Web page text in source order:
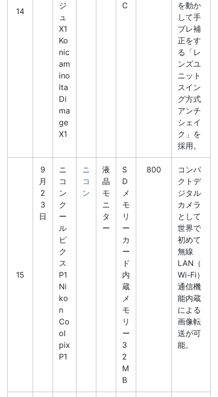
14
ジ
ュ
X1
Ko
nic
am
ino
lta
Di
ma
ge
X1
C
を動か
して手
ブレ補
正をす
る「レ
ンズユ
ニット
スイン
グ方式
アンチ
シェイ
ク」を
採用。
15
9
月
2
3
日
ニ
コ
ン
ク
ー
ル
ピ
ク
ス
P1
Ni
ko
n
Co
ol
pix
P1
ニ
コ
ン
液
晶
モ
ニ
タ
ー
S
D
メ
モ
リ
ー
カ
ー
ド
内
蔵
メ
モ
リ
ー
3
2
M
B
800
コンパ
クトデ
ジタル
カメラ
として
世界で
初めて
無線
LAN（
Wi-Fi）
通信機
能内蔵
による
画像転
送が可
能。